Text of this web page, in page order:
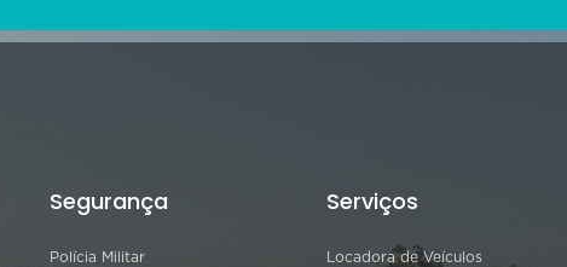
Segurança
Polícia Militar
Serviços
Locadora de Veículos